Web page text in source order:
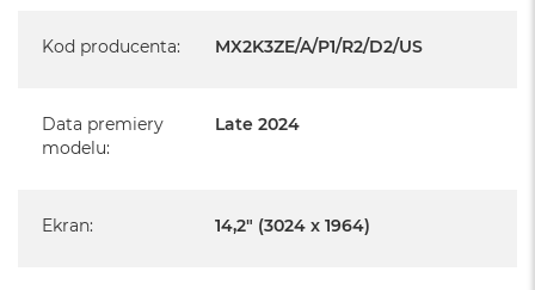
MacBook Pro jest nowy
Posiada pełną, 12 miesięczną gwarancję
producenta
Kod producenta: MX2K3ZE/A/P1/R2/D2/US
Data premiery
modelu:
Late 2024
Ekran: 14,2" (3024 x 1964)